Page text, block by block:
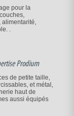
pour la
alimentarité,
.
Prodium
de petite taille,
et métal,
haut de
aussi équipés